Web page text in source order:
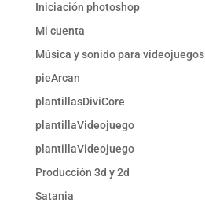
Iniciación photoshop
Mi cuenta
Música y sonido para videojuegos
pieArcan
plantillasDiviCore
plantillaVideojuego
plantillaVideojuego
Producción 3d y 2d
Satania